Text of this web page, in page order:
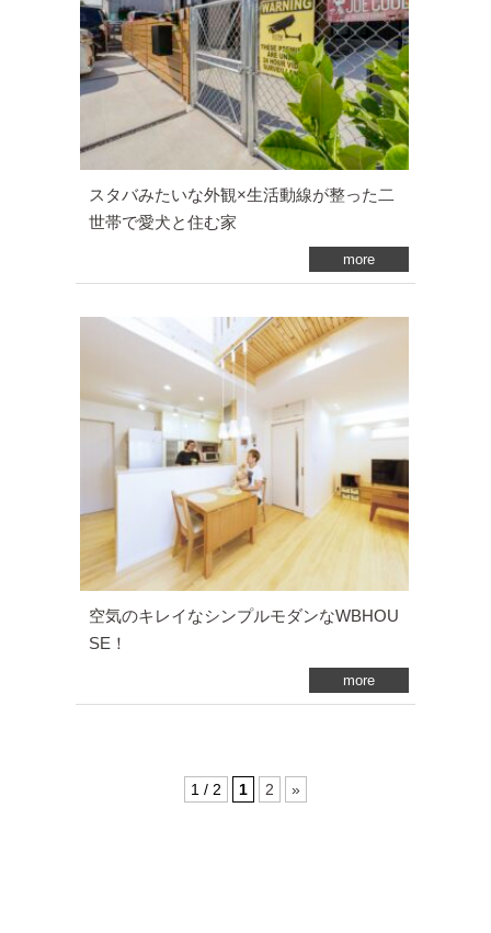
スタバみたいな外観×生活動線が整った二
世帯で愛犬と住む家
more
空気のキレイなシンプルモダンなWBHOU
SE！
more
1 / 2 1 2 »